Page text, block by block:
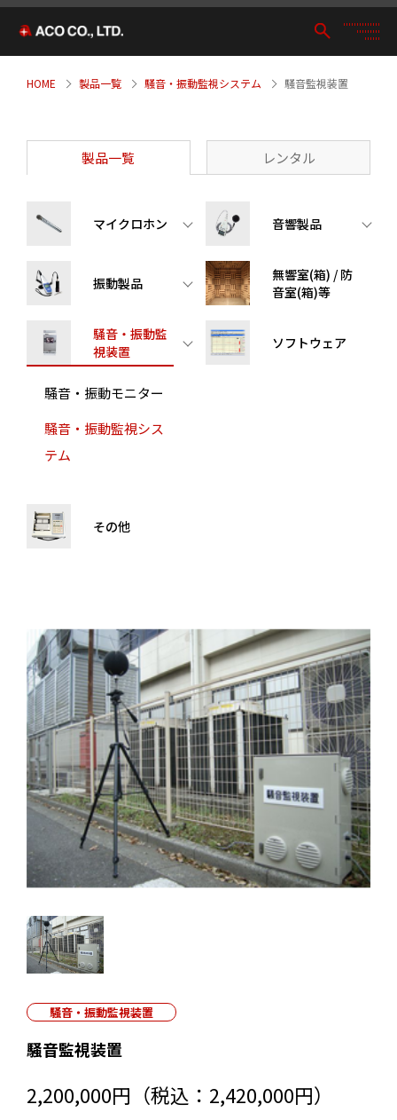
HOME 製品一覧 騒音・振動監視システム 騒音監視装置
製品一覧 レンタル
マイクロホン 音響製品
振動製品
無響室(箱) / 防
音室(箱)等
騒音・振動監
視装置
騒音・振動モニター
騒音・振動監視シス
テム
ソフトウェア
その他
騒音・振動監視装置
騒音監視装置
2,200,000円（税込：2,420,000円）